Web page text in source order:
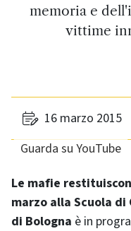
memoria e
vittime
16 marzo 2015
Guarda su YouTube
Le mafie
marzo alla Scuola
di Bologna è in